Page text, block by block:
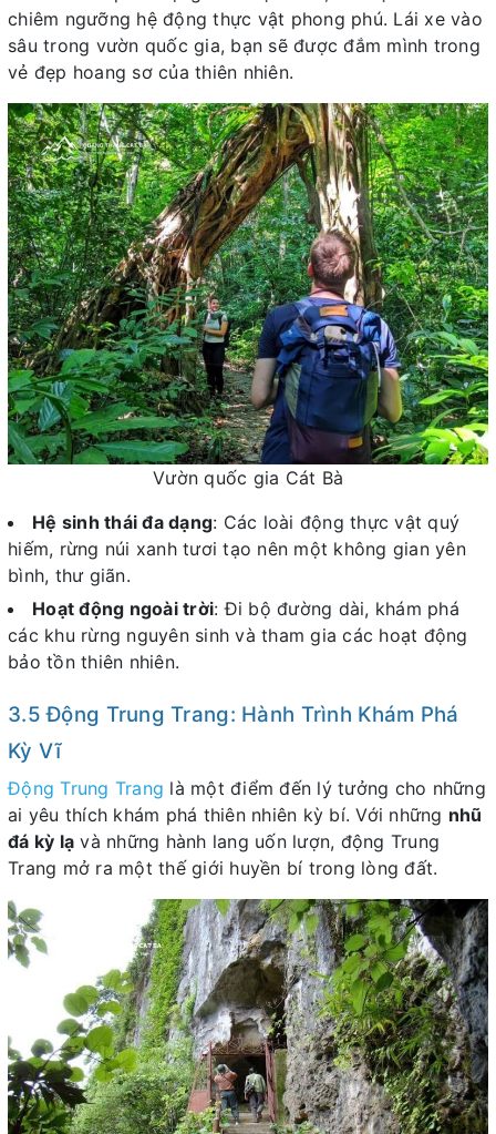
chiêm ngưỡng hệ động thực vật phong phú. Lái xe vào
sâu trong vườn quốc gia, bạn sẽ được đắm mình trong
vẻ đẹp hoang sơ của thiên nhiên.
Vườn quốc gia Cát Bà
Hệ sinh thái đa dạng: Các loài động thực vật quý
hiếm, rừng núi xanh tươi tạo nên một không gian yên
bình, thư giãn.
Hoạt động ngoài trời: Đi bộ đường dài, khám phá
các khu rừng nguyên sinh và tham gia các hoạt động
bảo tồn thiên nhiên.
3.5 Động Trung Trang: Hành Trình Khám Phá
Kỳ Vĩ
Động Trung Trang là một điểm đến lý tưởng cho những
ai yêu thích khám phá thiên nhiên kỳ bí. Với những nhũ
đá kỳ lạ và những hành lang uốn lượn, động Trung
Trang mở ra một thế giới huyền bí trong lòng đất.